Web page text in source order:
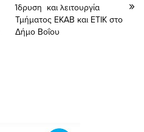
Ίδρυση και λειτουργία
Τμήματος ΕΚΑΒ και ΕΤΙΚ στο
Δήμο Βοΐου